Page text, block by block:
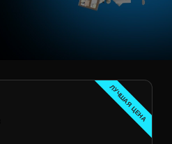
ЛУЧШАЯ ЦЕНА